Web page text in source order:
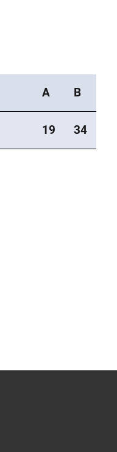
A B
19 34